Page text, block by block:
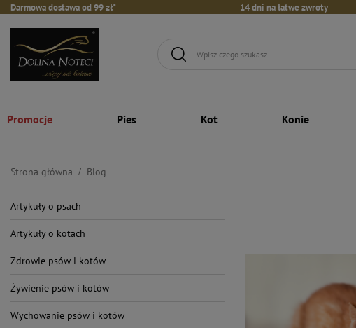
Darmowa dostawa od 99 zł* 14 dni na łatwe zwroty
Promocje Pies Kot Konie
Strona główna Blog
Artykuły o psach
Artykuły o kotach
Zdrowie psów i kotów
Żywienie psów i kotów
Wychowanie psów i kotów